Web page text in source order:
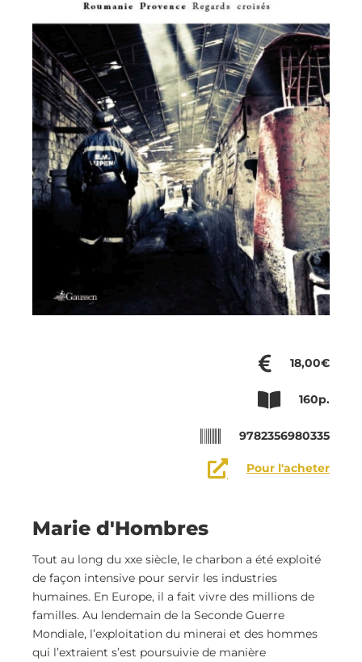
18,00€
160p.
9782356980335
Pour l'acheter
Marie d'Hombres
Tout au long du xxe siècle, le charbon a été exploité
de façon intensive pour servir les industries
humaines. En Europe, il a fait vivre des millions de
familles. Au lendemain de la Seconde Guerre
Mondiale, l’exploitation du minerai et des hommes
qui l’extraient s’est poursuivie de manière